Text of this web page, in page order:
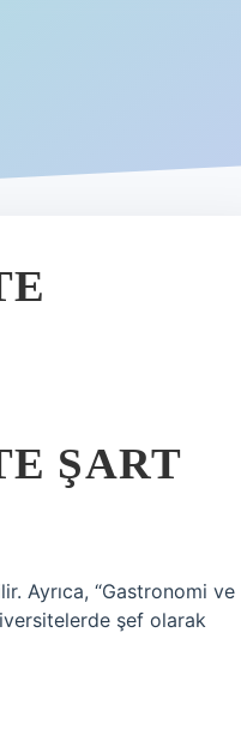
ŞART
Ayrıca, “Gastronomi ve
şef olarak